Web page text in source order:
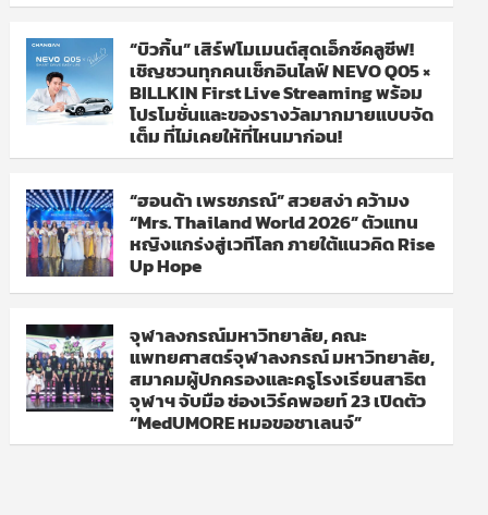
“บิวกิ้น” เสิร์ฟโมเมนต์สุดเอ็กซ์คลูซีฟ!
เชิญชวนทุกคนเช็กอินไลฟ์ NEVO Q05 ×
BILLKIN First Live Streaming พร้อม
โปรโมชั่นและของรางวัลมากมายแบบจัด
เต็ม ที่ไม่เคยให้ที่ไหนมาก่อน!
“ฮอนด้า เพรชภรณ์” สวยสง่า คว้ามง
“Mrs. Thailand World 2026” ตัวแทน
หญิงแกร่งสู่เวทีโลก ภายใต้แนวคิด Rise
Up Hope
จุฬาลงกรณ์มหาวิทยาลัย, คณะ
แพทยศาสตร์จุฬาลงกรณ์ มหาวิทยาลัย,
สมาคมผู้ปกครองและครูโรงเรียนสาธิต
จุฬาฯ จับมือ ช่องเวิร์คพอยท์ 23 เปิดตัว
“MedUMORE หมอขอชาเลนจ์”